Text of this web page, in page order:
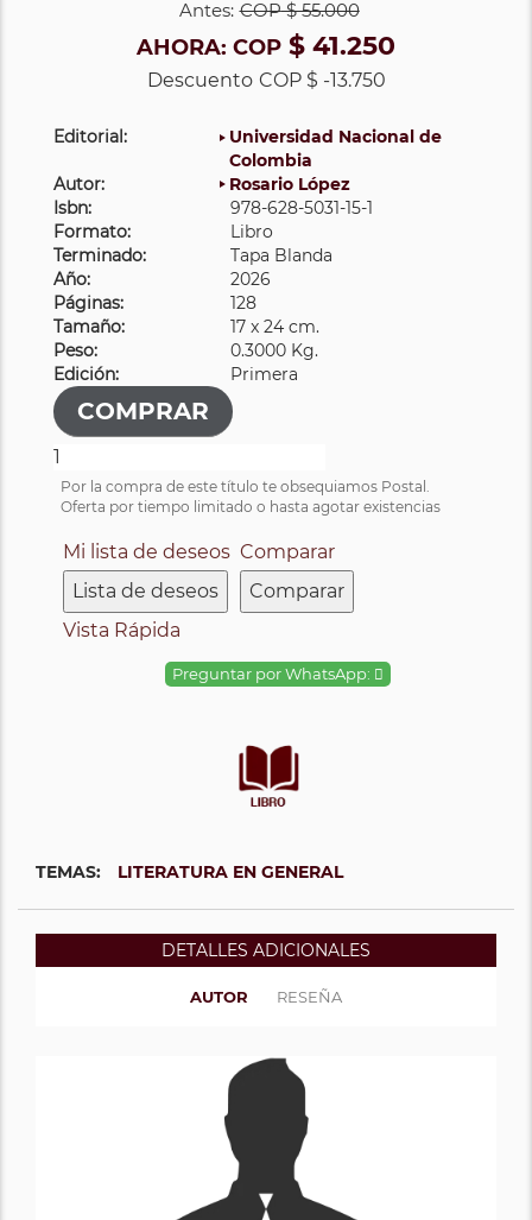
Antes: COP$ 55.000
AHORA: COP $ 41.250
Descuento COP $ -13.750
Editorial:
Universidad Nacional de
Colombia
Autor:
Rosario López
Isbn:
978-628-5031-15-1
Formato:
Libro
Terminado:
Tapa Blanda
Año:
2026
Páginas:
128
Tamaño:
17 x 24 cm.
Peso:
0.3000 Kg.
Edición:
Primera
Por la compra de este título te obsequiamos Postal.
Oferta por tiempo limitado o hasta agotar existencias
Mi lista de deseos
Lista de deseos
Comparar
Comparar
Vista Rápida
Preguntar por WhatsApp:
TEMAS: LITERATURA EN GENERAL
DETALLES ADICIONALES
AUTOR RESEÑA